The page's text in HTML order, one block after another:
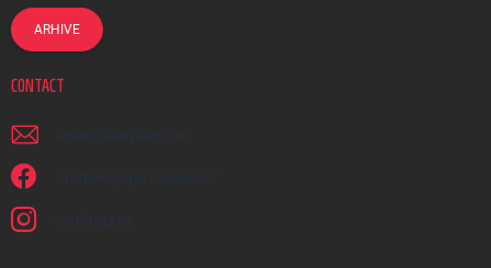
ARHIVE
CONTACT
scrieti @ earplugs.ro
Suntem și pe Facebook!
earplugs.ro